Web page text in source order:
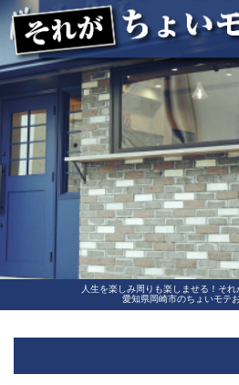
人生を楽しみ周りも楽しませる！それ
愛知県岡崎市のちょいモテ